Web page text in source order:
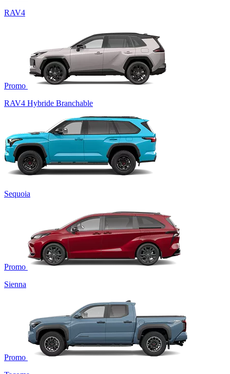
RAV4
Promo
RAV4 Hybride Branchable
Sequoia
Promo
Sienna
Promo